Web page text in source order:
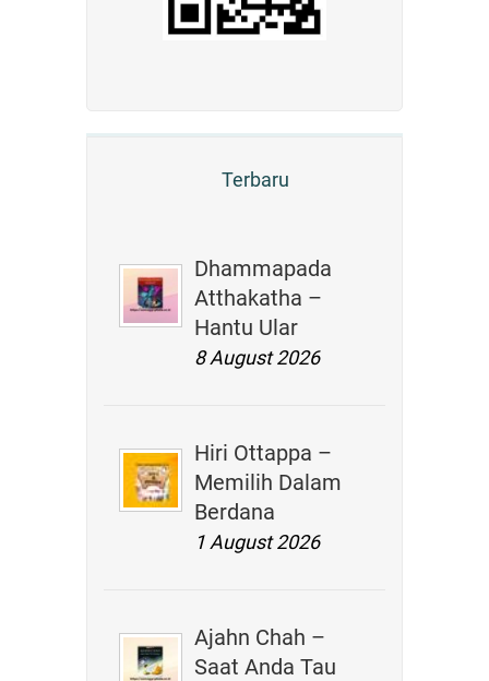
Terbaru
Dhammapada
Atthakatha –
Hantu Ular
8 August 2026
Hiri Ottappa –
Memilih Dalam
Berdana
1 August 2026
Ajahn Chah –
Saat Anda Tau